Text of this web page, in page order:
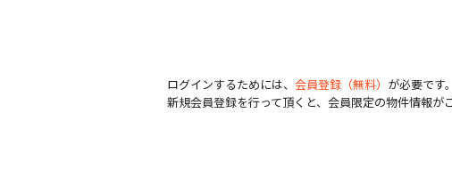
ログインするためには、 会員登録（無料） が必要です。
新規会員登録を行って頂くと、会員限定の物件情報が